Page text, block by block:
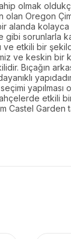
olmak
Oregon
alanda
sorunlarla
ve etkili bir
ve keskin bir
Bıçağın
etkili
Castel Garden